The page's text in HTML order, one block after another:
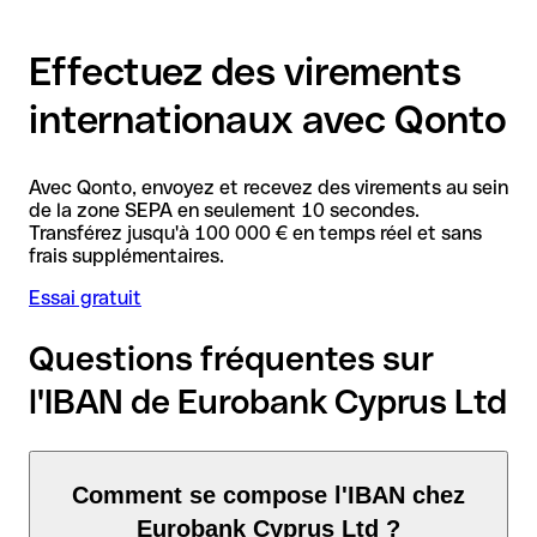
Effectuez des virements
internationaux avec Qonto
Avec Qonto, envoyez et recevez des virements au sein
de la zone SEPA en seulement 10 secondes.
Transférez jusqu'à 100 000 € en temps réel et sans
frais supplémentaires.
Essai gratuit
Questions fréquentes sur
l'IBAN de Eurobank Cyprus Ltd
Comment se compose l'IBAN chez
Eurobank Cyprus Ltd ?